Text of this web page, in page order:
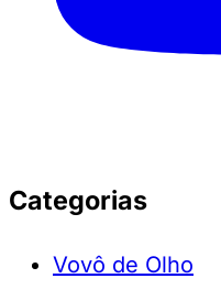
Categorias
Vovô de Olho